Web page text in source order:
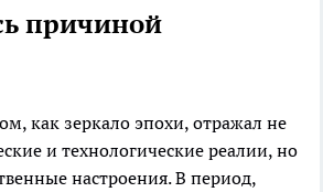
причиной
как зеркало эпохи, отражал не
и технологические реалии, но
настроения. В период,